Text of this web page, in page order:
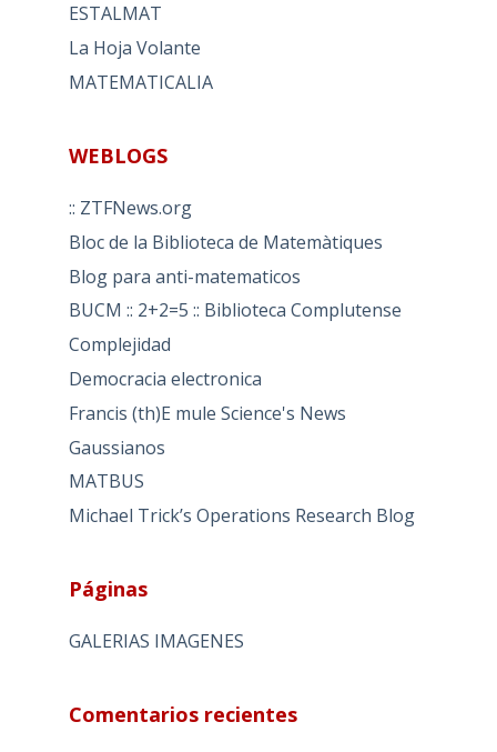
ESTALMAT
La Hoja Volante
MATEMATICALIA
WEBLOGS
:: ZTFNews.org
Bloc de la Biblioteca de Matemàtiques
Blog para anti-matematicos
BUCM :: 2+2=5 :: Biblioteca Complutense
Complejidad
Democracia electronica
Francis (th)E mule Science's News
Gaussianos
MATBUS
Michael Trick’s Operations Research Blog
Páginas
GALERIAS IMAGENES
Comentarios recientes